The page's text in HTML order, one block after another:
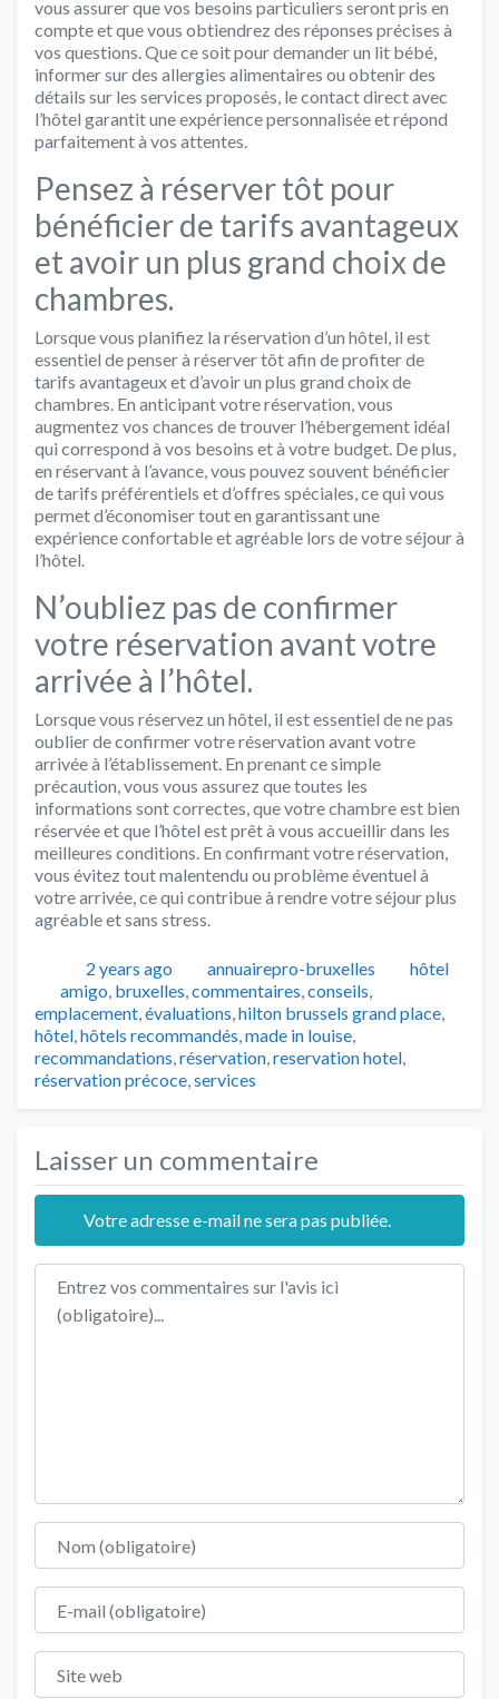
vous assurer que vos besoins particuliers seront pris en
compte et que vous obtiendrez des réponses précises à
vos questions. Que ce soit pour demander un lit bébé,
informer sur des allergies alimentaires ou obtenir des
détails sur les services proposés, le contact direct avec
l’hôtel garantit une expérience personnalisée et répond
parfaitement à vos attentes.
Pensez à réserver tôt pour
bénéficier de tarifs avantageux
et avoir un plus grand choix de
chambres.
Lorsque vous planifiez la réservation d’un hôtel, il est
essentiel de penser à réserver tôt afin de profiter de
tarifs avantageux et d’avoir un plus grand choix de
chambres. En anticipant votre réservation, vous
augmentez vos chances de trouver l’hébergement idéal
qui correspond à vos besoins et à votre budget. De plus,
en réservant à l’avance, vous pouvez souvent bénéficier
de tarifs préférentiels et d’offres spéciales, ce qui vous
permet d’économiser tout en garantissant une
expérience confortable et agréable lors de votre séjour à
l’hôtel.
N’oubliez pas de confirmer
votre réservation avant votre
arrivée à l’hôtel.
Lorsque vous réservez un hôtel, il est essentiel de ne pas
oublier de confirmer votre réservation avant votre
arrivée à l’établissement. En prenant ce simple
précaution, vous vous assurez que toutes les
informations sont correctes, que votre chambre est bien
réservée et que l’hôtel est prêt à vous accueillir dans les
meilleures conditions. En confirmant votre réservation,
vous évitez tout malentendu ou problème éventuel à
votre arrivée, ce qui contribue à rendre votre séjour plus
agréable et sans stress.
Publié2 years ago Auteur
annuairepro-bruxelles Catégories
hôtel
Tags
amigo, bruxelles,commentaires,conseils,
emplacement,évaluations,hilton brussels grand place,
hôtel,hôtels recommandés,made in louise,
recommandations,réservation,reservation hotel,
réservation précoce,services
Laisser un commentaire
Votre adresse e-mail ne sera pas publiée.
Texte de l'avis
Nom
E-mail
Site web